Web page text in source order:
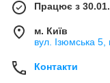
Працює з
м. Київ
вул. Ізюмська
Контакти